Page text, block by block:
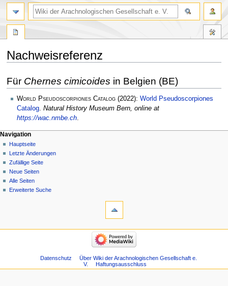
Nachweisreferenz
Navigation
springen
Suche
springen
Für Chernes cimicoides in Belgien (BE)
World Pseudoscorpiones Catalog (2022): World Pseudoscorpiones
Catalog. Natural History Museum Bern, online at
https://wac.nmbe.ch.
Navigation
Hauptseite
Letzte Änderungen
Zufällige Seite
Neue Seiten
Alle Seiten
Erweiterte Suche
Datenschutz
Über Wiki der Arachnologischen Gesellschaft e.
V.
Haftungsausschluss